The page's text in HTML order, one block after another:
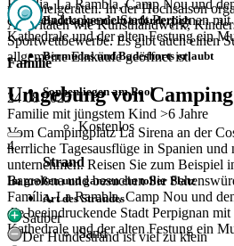
Família, La Rambla, Camp Nou und
die beeindruckende Stadt Perpignan
Kathedrale und der alten Festung ein
mit Spielgeräten. In der Hochsaison
Aktivitäten wie Kunsthandwerk,
Sportwettbewerbe. Es gibt auch einen
allgemeine Einkäufe geöffnet ist.
Umgebung von
Vom Campingplatz La Sirena an der
herrliche Tagesausflüge in Spanien und
unternehmen. Reisen Sie zum Beispiel
Barcelona und besuchen Sie
Família, La Rambla, Camp Nou und
die beeindruckende Stadt Perpignan
Kathedrale und der alten Festung ein
Badekappe nicht erforderlich
Bermudas und Badeshorts erlaubt
Sonnenliegen am Pool
Kostenlos
Strand
Art des Strandes
Sand
Familie
24 08 2025
Familie mit jüngstem Kind >6 Jahre
4
Im großen und ganzen ein toller Platz
Sauber
Der Hundestrand ist viel zu klein